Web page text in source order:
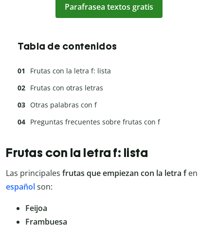
Parafrasea textos gratis
Tabla de contenidos
Frutas con la letra f: lista
Frutas con otras letras
Otras palabras con f
Preguntas frecuentes sobre frutas con f
Frutas con la letra f: lista
Las principales frutas que empiezan con la letra fen
españolson:
Feijoa
Frambuesa